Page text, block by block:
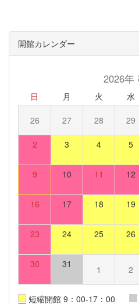
開館カレンダー
2026年
日 月 火 水
26 27 28 29
2 3 4 5
9 10 11 12
16 17 18 19
23 24 25 26
30 31 1 2
短縮開館 9：00-17：00